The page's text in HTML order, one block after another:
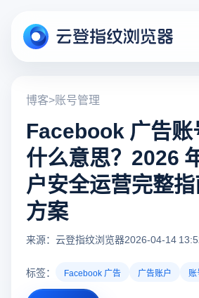
博客>账号管理
Facebook 广告
什么意思？2026
户安全运营完整
方案
来源：云登指纹浏览器2026-04-14
标签： Facebook 广告 广告账户